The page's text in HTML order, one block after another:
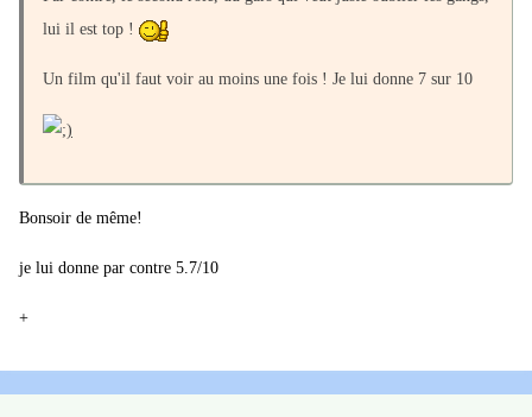
lui il est top !
Un film qu'il faut voir au moins une fois ! Je lui donne 7 sur 10
Bonsoir de même!
je lui donne par contre 5.7/10
+